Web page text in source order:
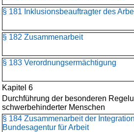
§ 181 Inklusionsbeauftragter des
§ 182 Zusammenarbeit
§ 183 Verordnungsermächtigung
Kapitel 6
Durchführung der besonderen
schwerbehinderter Menschen
§ 184 Zusammenarbeit der
Bundesagentur für Arbeit